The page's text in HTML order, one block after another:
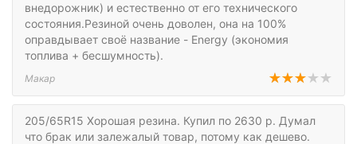
внедорожник) и естественно от его технического
состояния.Резиной очень доволен, она на 100%
оправдывает своё название - Energy (экономия
топлива + бесшумность).
Макар
205/65R15 Хорошая резина. Купил по 2630 р. Думал
что брак или залежалый товар, потому как дешево.